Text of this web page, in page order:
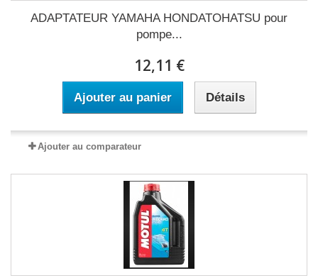
ADAPTATEUR YAMAHA HONDATOHATSU pour
pompe...
12,11 €
Ajouter au panier Détails
Ajouter au comparateur